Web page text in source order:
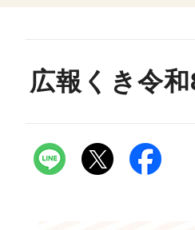
広報くき令